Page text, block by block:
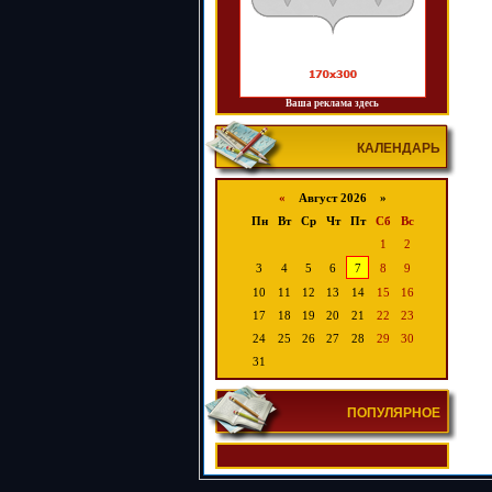
Ваша реклама здесь
КАЛЕНДАРЬ
« Август 2026 »
Пн
Вт Ср Чт Пт Сб
Вс
1
2
3
4 5 6 7 8
9
10
11 12 13 14 15
16
17
18 19 20 21 22
23
24
25 26 27 28 29
30
31
ПОПУЛЯРНОЕ